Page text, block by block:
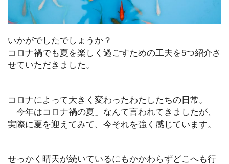
いかがでしたでしょうか？
コロナ禍でも夏を楽しく過ごすための工夫を5つ紹介さ
せていただきました。
コロナによって大きく変わったわたしたちの日常。
「今年はコロナ禍の夏」なんて言われてきましたが、
実際に夏を迎えてみて、今それを強く感じています。
せっかく晴天が続いているにもかかわらずどこへも行